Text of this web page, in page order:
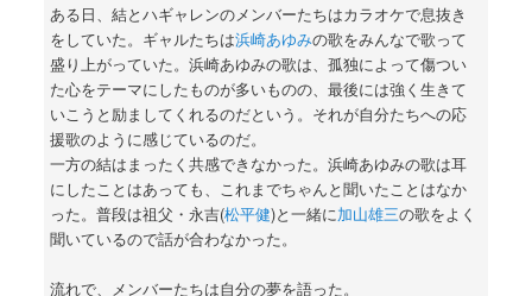
ある日、結とハギャレンのメンバーたちはカラオケで息抜き
をしていた。ギャルたちは浜崎あゆみの歌をみんなで歌って
盛り上がっていた。浜崎あゆみの歌は、孤独によって傷つい
た心をテーマにしたものが多いものの、最後には強く生きて
いこうと励ましてくれるのだという。それが自分たちへの応
援歌のように感じているのだ。
一方の結はまったく共感できなかった。浜崎あゆみの歌は耳
にしたことはあっても、これまでちゃんと聞いたことはなか
った。普段は祖父・永吉(松平健)と一緒に加山雄三の歌をよく
聞いているので話が合わなかった。
流れで、メンバーたちは自分の夢を語った。